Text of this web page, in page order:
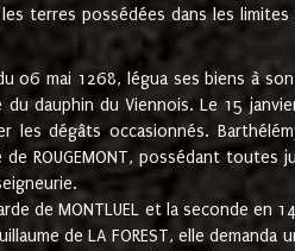
les terres possédées dans les
06 mai 1268, légua ses biens à
dauphin du Viennois. Le 15
les dégâts occasionnés.
ROUGEMONT, possédant
de MONTLUEL et la seconde
de LA FOREST, elle